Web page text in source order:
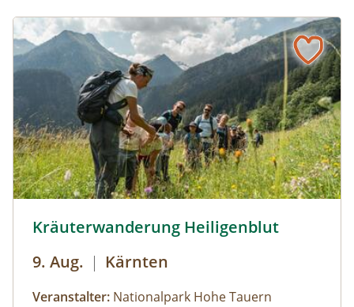
Kräuterwanderung Heiligenblut
9. Aug. | Kärnten
Veranstalter: Nationalpark Hohe Tauern